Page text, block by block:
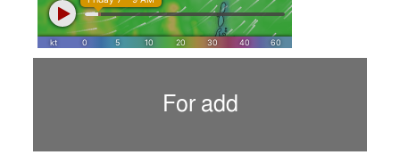
For add